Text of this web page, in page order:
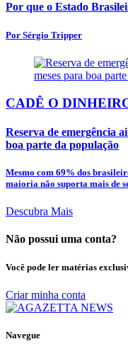
Por que o Estado
Por Sérgio Tripper
CADÊ O
Reserva de emergência
boa parte da população
Mesmo com 69% dos
maioria não suporta mais de
Descubra Mais
Não possui uma conta?
Você pode ler matérias
Criar minha conta
Navegue